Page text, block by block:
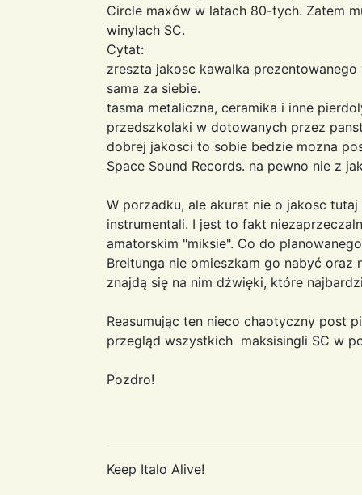
Circle maxów w latach 80-tych. Zatem
winylach SC.
Cytat:
zreszta jakosc kawalka
sama za siebie.
tasma metaliczna, ceramika i inne
przedszkolaki w dotowanych przez
dobrej jakosci to sobie bedzie mozna
Space Sound Records. na pewno nie z
W porzadku, ale akurat nie o jakosc
instrumentali. I jest to fakt
amatorskim "miksie". Co do
Breitunga nie omieszkam go nabyć oraz
znajdą się na nim dźwięki, które
Reasumując ten nieco chaotyczny post
przegląd wszystkich maksisingli SC w
Pozdro!
Keep Italo Alive!